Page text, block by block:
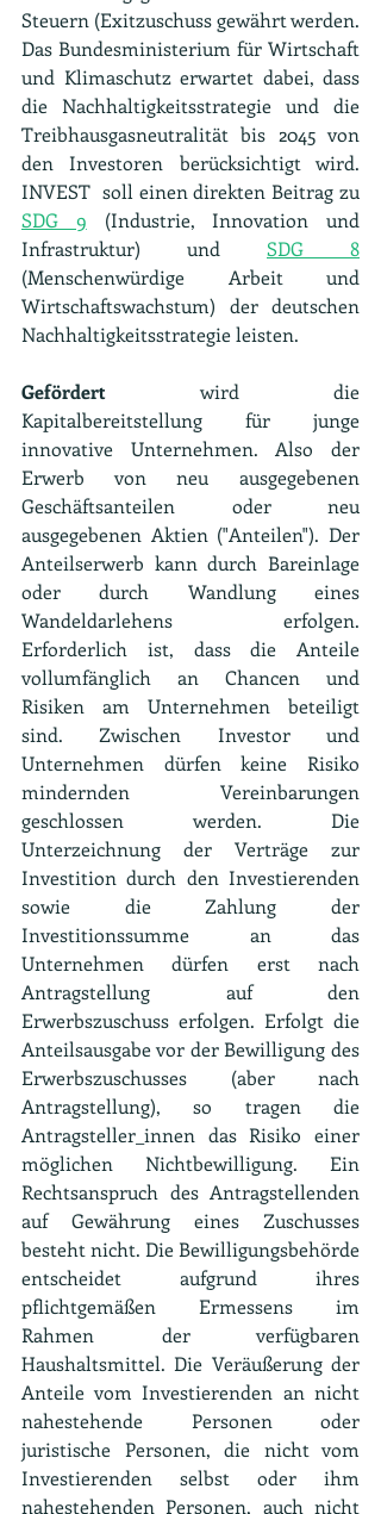
Steuern (Exitzuschuss gewährt werden.
Das Bundesministerium für Wirtschaft
und Klimaschutz erwartet dabei, dass
die Nachhaltigkeitsstrategie und die
Treibhausgasneutralität bis 2045 von
den Investoren berücksichtigt wird.
SDG 9 (Industrie, Innovation und
Infrastruktur) und SDG 8
(Menschenwürdige Arbeit und
Wirtschaftswachstum) der deutschen
Nachhaltigkeitsstrategie leisten.
Gefördert wird die
Kapitalbereitstellung für junge
innovative Unternehmen. Also der
Erwerb von neu ausgegebenen
Geschäftsanteilen oder neu
ausgegebenen Aktien ("Anteilen"). Der
Anteilserwerb kann durch Bareinlage
oder durch Wandlung eines
Wandeldarlehens erfolgen.
Erforderlich ist, dass die Anteile
vollumfänglich an Chancen und
Risiken am Unternehmen beteiligt
sind. Zwischen Investor und
Unternehmen dürfen keine Risiko
mindernden  Vereinbarungen
geschlossen werden. Die
Unterzeichnung der Verträge zur
Investition durch den Investierenden
sowie die Zahlung der
Investitionssumme an das
Unternehmen dürfen erst nach
Antragstellung auf den
Erwerbszuschuss erfolgen. Erfolgt die
Anteilsausgabe vor der Bewilligung des
Erwerbszuschusses (aber nach
Antragstellung), so tragen die
Antragsteller_innen das Risiko einer
möglichen Nichtbewilligung. Ein
Rechtsanspruch des Antragstellenden
auf Gewährung eines Zuschusses
besteht nicht. Die Bewilligungsbehörde
entscheidet aufgrund ihres
pflichtgemäßen Ermessens im
Rahmen der verfügbaren
Haushaltsmittel. Die Veräußerung der
Anteile vom Investierenden an nicht
nahestehende Personen oder
juristische Personen, die nicht vom
Investierenden selbst oder ihm
nahestehenden Personen, auch nicht